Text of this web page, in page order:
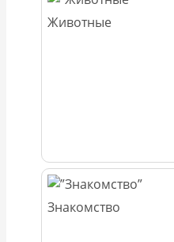
Животные
Знакомство